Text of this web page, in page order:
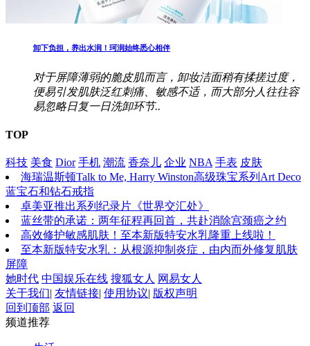
卸下负担，养出水润！珂润始终悉心相伴
对于屏障薄弱的脆皮肌而言，卸妆洁面稍有揉搓过度，
便易引发肌肤泛红刺痛、敏感不适，而大部分人往往容
易忽略日复一日洗卸环节..
TOP
科技 美食 Dior 手机 潮流 香奈儿 企业 NBA 手表 皮肤
海瑞温斯顿Talk to Me, Harry Winston高级珠宝系列Art Deco
蓝宝石和钻石戒指
卓美亚推出系列纪录片《世界交汇处》
蓝丝带的承诺：两年征程再回首，共赴消除宫颈癌之约
高效修护敏感肌肤！至本新版特安水乳隆重上线啦！
至本新版特安水乳：从根源抑制炎症，由内而外修复肌肤
屏障
她时代 中国娱乐在线 搜狐女人 网易女人
关于我们| 友情链接| 使用协议| 版权声明
回到顶部 返回
频道推荐